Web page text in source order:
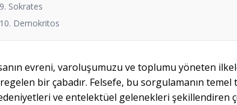
9. Sokrates
10. Demokritos
evreni, varoluşumuzu ve toplumu yöneten
bir çabadır. Felsefe, bu sorgulamanın
ve entelektüel gelenekleri şekillendiren